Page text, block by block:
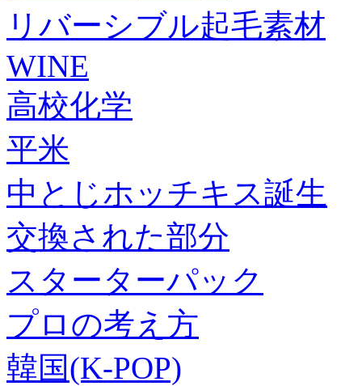
リバーシブル起毛素材
WINE
高校化学
平米
中とじホッチキス誕生
交換された部分
スターターパック
プロの考え方
韓国(K-POP)